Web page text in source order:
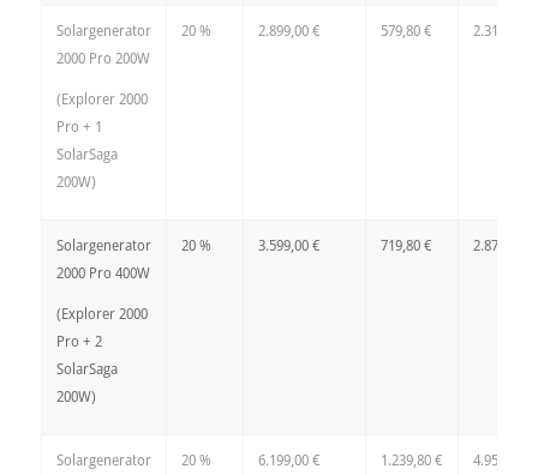
Solargenerator
2000 Pro 200W
(Explorer 2000
Pro + 1
SolarSaga
200W)
20 % 2.899,00 € 579,80 € 2.319,20 €
Solargenerator
2000 Pro 400W
(Explorer 2000
Pro + 2
SolarSaga
200W)
20 % 3.599,00 € 719,80 € 2.879,20 €
Solargenerator
20 % 6.199,00 € 1.239,80 € 4.959,20 €